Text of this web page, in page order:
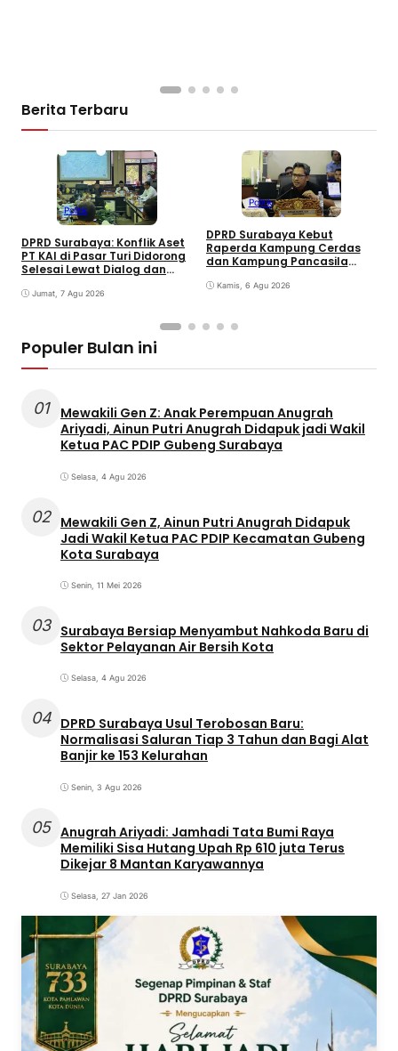
Berita Terbaru
Politik
DPRD Surabaya: Konflik Aset
PT KAI di Pasar Turi Didorong
Selesai Lewat Dialog dan
Jumat, 7 Agu 2026
Politik
DPRD Surabaya Kebut
Raperda Kampung Cerdas
dan Kampung Pancasila
Kamis, 6 Agu 2026
Populer Bulan ini
01
Mewakili Gen Z: Anak Perempuan Anugrah
Ariyadi, Ainun Putri Anugrah Didapuk jadi Wakil
Ketua PAC PDIP Gubeng Surabaya
Selasa, 4 Agu 2026
02 Mewakili Gen Z, Ainun Putri Anugrah Didapuk
Jadi Wakil Ketua PAC PDIP Kecamatan Gubeng
Kota Surabaya
Senin, 11 Mei 2026
03 Surabaya Bersiap Menyambut Nahkoda Baru di
Sektor Pelayanan Air Bersih Kota
Selasa, 4 Agu 2026
04 DPRD Surabaya Usul Terobosan Baru:
Normalisasi Saluran Tiap 3 Tahun dan Bagi Alat
Banjir ke 153 Kelurahan
Senin, 3 Agu 2026
05 Anugrah Ariyadi: Jamhadi Tata Bumi Raya
Memiliki Sisa Hutang Upah Rp 610 juta Terus
Dikejar 8 Mantan Karyawannya
Selasa, 27 Jan 2026